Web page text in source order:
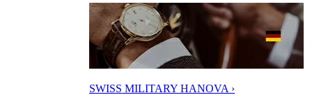
SWISS MILITARY HANOVA ›